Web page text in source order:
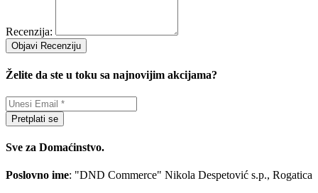
Recenzija:
Objavi Recenziju
Želite da ste u toku sa najnovijim akcijama?
Pretplati se
Sve za Domaćinstvo.
Poslovno ime: "DND Commerce" Nikola Despetović s.p., Rogatica